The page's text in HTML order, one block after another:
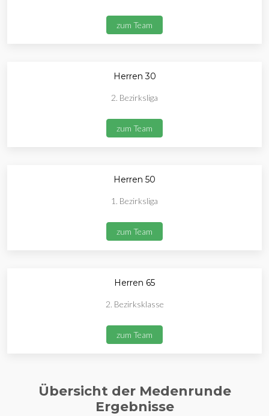
zum Team
Herren 30
2. Bezirksliga
zum Team
Herren 50
1. Bezirksliga
zum Team
Herren 65
2. Bezirksklasse
zum Team
Übersicht der Medenrunde
Ergebnisse